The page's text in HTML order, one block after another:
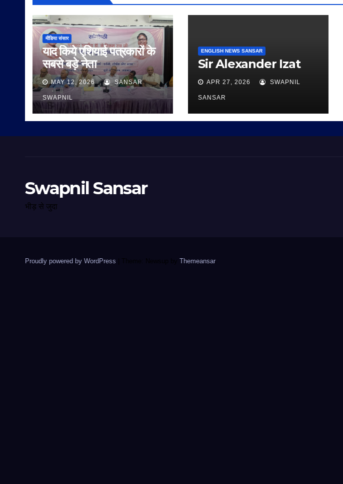
मीडिया संसार
याद किये एशियाई पत्रकारों के
सबसे बड़े नेता
MAY 12, 2026 SANSAR
SWAPNIL
ENGLISH NEWS SANSAR
Sir Alexander Izat
APR 27, 2026 SWAPNIL
SANSAR
Swapnil Sansar
भीड़ से जुदा
Proudly powered by WordPress Theme: Newsup by Themeansar.